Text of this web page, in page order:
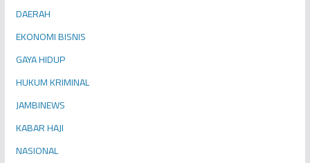
DAERAH
EKONOMI BISNIS
GAYA HIDUP
HUKUM KRIMINAL
JAMBINEWS
KABAR HAJI
NASIONAL